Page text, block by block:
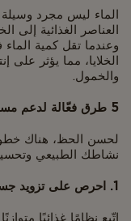
الماء ليس مجرد
العناصر الغذائية إلى
وعندما تقل كمية
الخلايا، مما يؤثر على
والخمول.
5 طرق فعّالة لدعم مستويات الطاقة اليومية
لحسن الحظ، هناك
نشاطك الطبيعي
1. احرص على تزويد جسمك بالعناصر الغذائية الكافية
اتّبع نظامًا غذائيًا